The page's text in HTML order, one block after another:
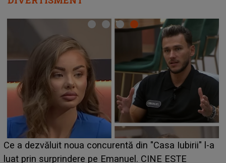
l-a
HOROSCOP de weekend, 8-9 august 2026.
care riscă să rămână fără bani. O decizie